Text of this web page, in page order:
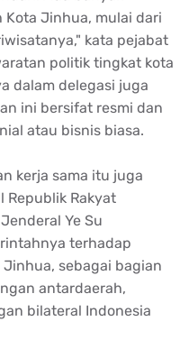
Jinhua, mulai dari
kata pejabat
politik tingkat kota
dalam delegasi juga
ini bersifat resmi dan
atau bisnis biasa.
kerja sama itu juga
Republik Rakyat
Ye Su
terhadap
sebagai bagian
antardaerah,
bilateral Indonesia